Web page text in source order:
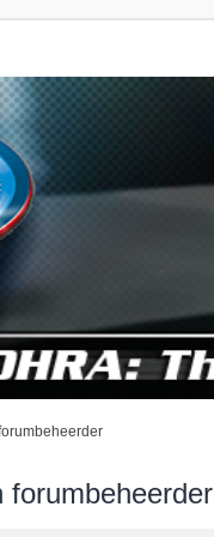
forumbeheerder